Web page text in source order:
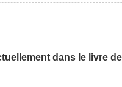
dans le livre